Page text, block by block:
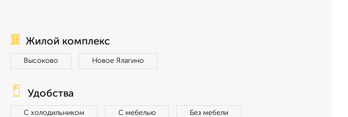
Жилой комплекс
Высоково Новое Ялагино
Удобства
С холодильником С мебелью Без мебели